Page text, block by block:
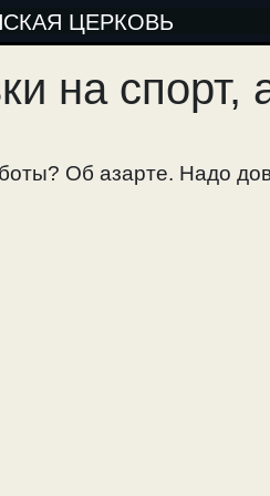
ЦЕРКОВЬ
на спорт,
Об азарте. Надо